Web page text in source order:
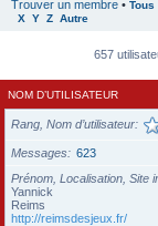
Trouver un membre • Tous
X Y Z Autre
657
NOM D’UTILISATEUR
Rang, Nom d’utilisateur
Messages
623
Prénom, Localisation, Site
Yannick
Reims
http://reimsdesjeux.fr/